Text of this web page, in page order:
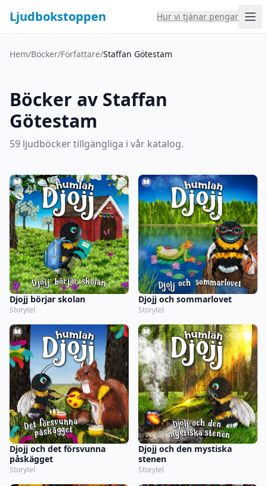
Ljudbokstoppen Hur vi tjänar pengar
Hem/Böcker/Författare/Staffan Götestam
Böcker av Staffan
Götestam
59 ljudböcker tillgängliga i vår katalog.
Djojj börjar skolan
Storytel
Djojj och sommarlovet
Storytel
Djojj och det försvunna
påskägget
Storytel
Djojj och den mystiska
stenen
Storytel